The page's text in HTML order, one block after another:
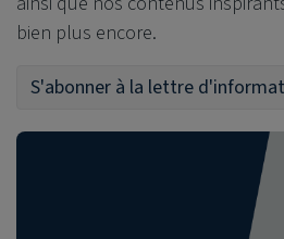
bien plus encore.
S'abonner à la lettre